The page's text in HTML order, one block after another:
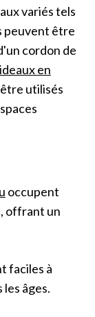
variés tels
peuvent être
cordon de
en
utilisés
occupent
offrant un
faciles à
âges.